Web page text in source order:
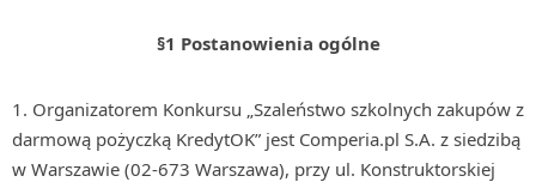
§1 Postanowienia ogólne
1. Organizatorem Konkursu „Szaleństwo szkolnych zakupów z
darmową pożyczką KredytOK” jest Comperia.pl S.A. z siedzibą
w Warszawie (02-673 Warszawa), przy ul. Konstruktorskiej